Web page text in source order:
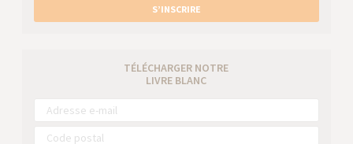
S’INSCRIRE
TÉLÉCHARGER NOTRE
LIVRE BLANC